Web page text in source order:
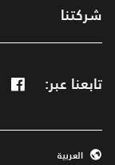
شركتنا
تابعنا عبر:
العربية